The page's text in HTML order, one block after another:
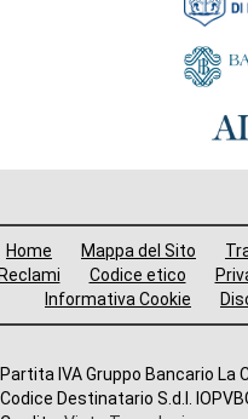
Home Mappa del Sito
Codice etico
Informativa Cookie
Altre
Partita IVA Gruppo Bancario La
Codice Destinatario S.d.I.